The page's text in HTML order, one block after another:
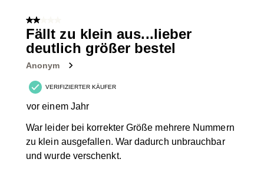
2 von 5 Sternen.
Fällt zu klein aus...lieber
deutlich größer bestel
Anonym
VERIFIZIERTER KÄUFER
vor einem Jahr
War leider bei korrekter Größe mehrere Nummern
zu klein ausgefallen. War dadurch unbrauchbar
und wurde verschenkt.